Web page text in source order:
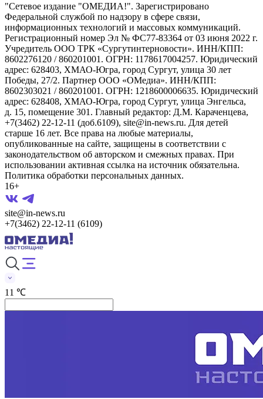
"Сетевое издание "ОМЕДИА!". Зарегистрировано
Федеральной службой по надзору в сфере связи,
информационных технологий и массовых коммуникаций.
Регистрационный номер Эл № ФС77-83364 от 03 июня 2022 г.
Учредитель ООО ТРК «Сургутинтерновости». ИНН/КПП:
8602276120 / 860201001. ОГРН: 1178617004257. Юридический
адрес: 628403, ХМАО-Югра, город Сургут, улица 30 лет
Победы, 27/2. Партнер ООО «ОМедиа». ИНН/КПП:
8602303021 / 860201001. ОГРН: 1218600006635. Юридический
адрес: 628408, ХМАО-Югра, город Сургут, улица Энгельса,
д. 15, помещение 301. Главный редактор: Д.М. Караченцева,
+7(3462) 22-12-11 (доб.6109), site@in-news.ru. Для детей
старше 16 лет. Все права на любые материалы,
опубликованные на сайте, защищены в соответствии с
законодательством об авторском и смежных правах. При
использовании активная ссылка на источник обязательна.
Политика обработки персональных данных.
16+
site@in-news.ru
+7(3462) 22-12-11 (6109)
11 ℃